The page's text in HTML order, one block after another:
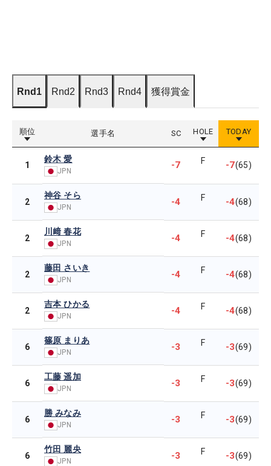
Rnd1 Rnd2 Rnd3 Rnd4 獲得賞金
順位 選手名 SC HOLE TODAY
1
鈴木 愛
JPN
-7 F -7(65)
2
神谷 そら
JPN -4 F -4(68)
2
川﨑 春花
JPN -4 F -4(68)
2
藤田 さいき
JPN -4 F -4(68)
2
吉本 ひかる
JPN -4 F -4(68)
6
篠原 まりあ
JPN -3 F -3(69)
6
工藤 遥加
JPN -3 F -3(69)
6
勝 みなみ
JPN -3 F -3(69)
6
竹田 麗央
JPN -3 F -3(69)